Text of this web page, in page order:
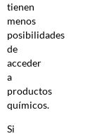
tienen
menos
posibilidades
de
acceder
a
productos
químicos.
Si